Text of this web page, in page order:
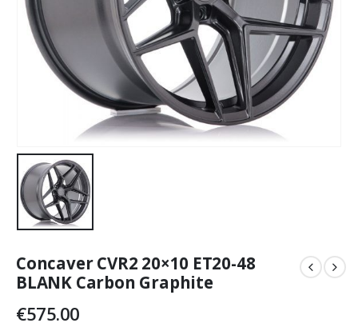
Concaver CVR2 20×10 ET20-48
BLANK Carbon Graphite
€575.00